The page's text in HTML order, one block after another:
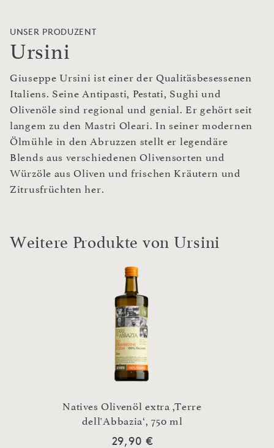
UNSER PRODUZENT
Ursini
Giuseppe Ursini ist einer der Qualitäsbesessenen
Italiens. Seine Antipasti, Pestati, Sughi und
Olivenöle sind regional und genial. Er gehört seit
langem zu den Mastri Oleari. In seiner modernen
Ölmühle in den Abruzzen stellt er legendäre
Blends aus verschiedenen Olivensorten und
Würzöle aus Oliven und frischen Kräutern und
Zitrusfrüchten her.
Weitere Produkte von Ursini
Natives Olivenöl extra ,Terre
dell'Abbazia‘, 750 ml
29,90 €